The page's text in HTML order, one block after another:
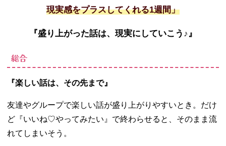
現実感をプラスしてくれる1週間」
『盛り上がった話は、現実にしていこう♪』
総合
『楽しい話は、その先まで』
友達やグループで楽しい話が盛り上がりやすいとき。だけ
ど『いいね♡やってみたい』で終わらせると、そのまま流
れてしまいそう。